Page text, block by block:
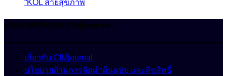
“KOL สายสุขภาพ
นโยบายเกี่ยวกับ CIMjournal
เกี่ยวกับ CIMjournal
นโยบายด้านการจัดทำต้นฉบับ และลิขสิทธิ์